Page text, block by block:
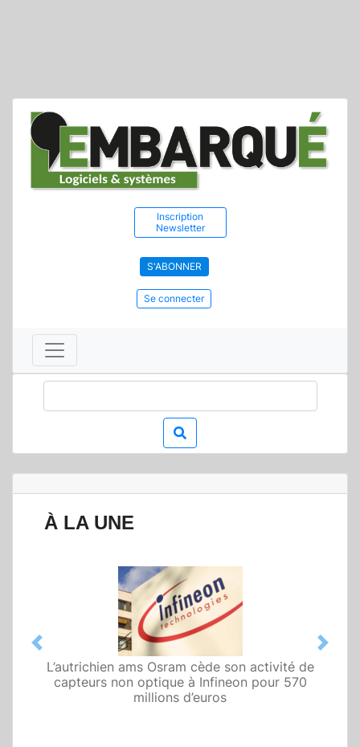
Inscription
Newsletter
S'ABONNER
Se connecter
À LA UNE
L’autrichien ams Osram cède son activité de
capteurs non optique à Infineon pour 570
millions d’euros
Qualcomm met en avant une architecture
fondée sur l’IA physique au service de robots
domestiques et humanoïdes
Previous Next